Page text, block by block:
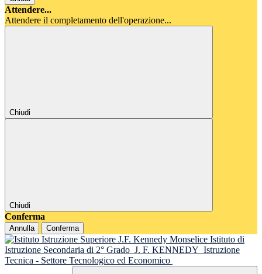
Attendere...
Attendere il completamento dell'operazione...
Chiudi
Chiudi
Conferma
Annulla Conferma
Istituto di
Istruzione Secondaria di 2° Grado J. F. KENNEDY Istruzione
Tecnica - Settore Tecnologico ed Economico